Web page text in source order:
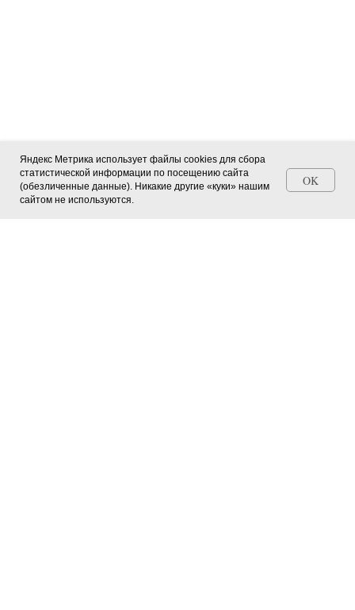
Станьте автором СМИ (+ свидетельство)
Яндекс Метрика использует файлы cookies для сбора
статистической информации по посещению сайта
(обезличенные данные). Никакие другие «куки» нашим
сайтом не используются.
OK